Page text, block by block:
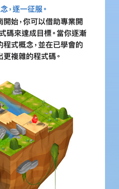
，逐一征服。
開始，你可以借助專業開
碼來達成目標。當你逐漸
程式概念，並在已學會的
更複雜的程式碼。